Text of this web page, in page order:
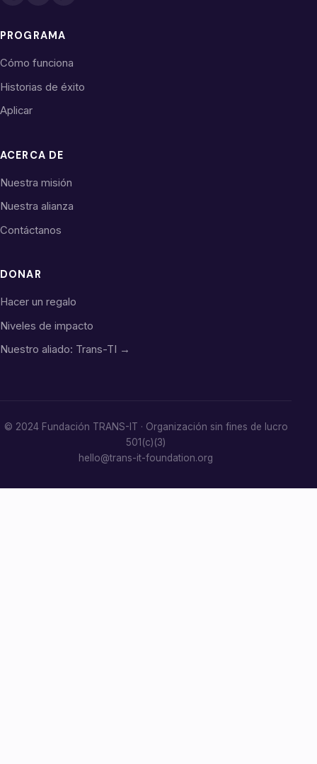
PROGRAMA
Cómo funciona
Historias de éxito
Aplicar
ACERCA DE
Nuestra misión
Nuestra alianza
Contáctanos
DONAR
Hacer un regalo
Niveles de impacto
Nuestro aliado: Trans-TI →
© 2024 Fundación TRANS-IT · Organización sin fines de lucro
501(c)(3)
hello@trans-it-foundation.org